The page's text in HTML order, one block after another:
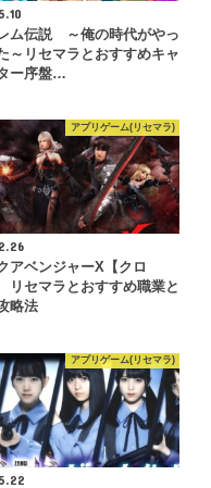
ム伝説 ～俺の時代がやっ
～リセマラとおすすめキャ
ー序盤…
アプリゲーム(リセマラ)
アベンジャーX【クロ
セマラとおすすめ職業と
略法
アプリゲーム(リセマラ)